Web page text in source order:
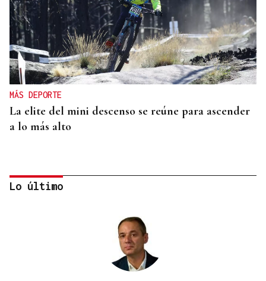
MÁS DEPORTE
La elite del mini descenso se reúne para ascender
a lo más alto
Lo último